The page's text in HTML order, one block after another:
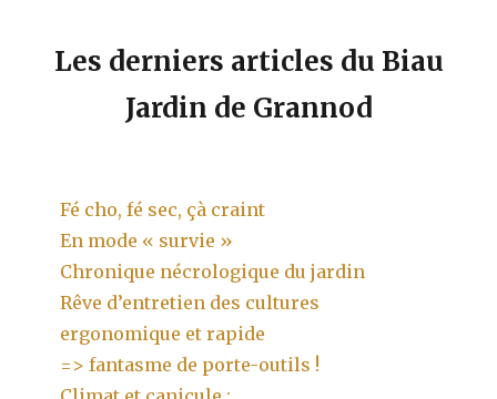
Les derniers articles du Biau
Jardin de Grannod
Fé cho, fé sec, çà craint
En mode « survie »
Chronique nécrologique du jardin
Rêve d’entretien des cultures
ergonomique et rapide
=> fantasme de porte-outils !